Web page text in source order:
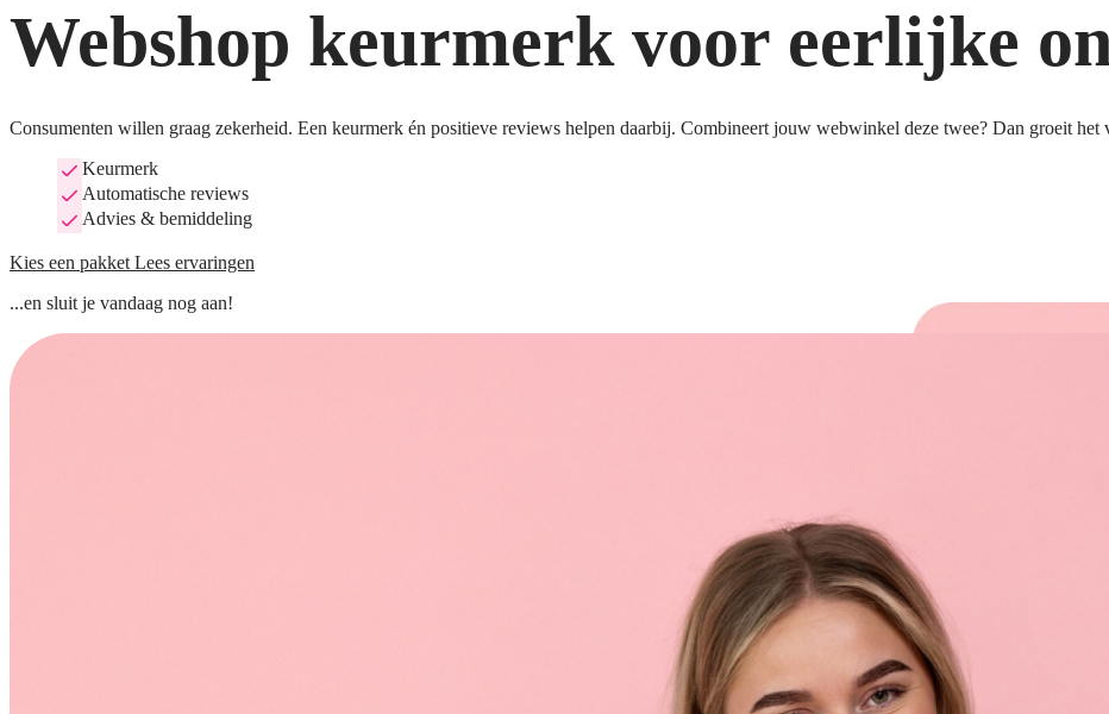
Webshop keurmerk voor eerlijke
Consumenten willen graag zekerheid. Een keurmerk én positieve reviews helpen daarbij. Combineert jouw webwinkel deze twee? Dan groeit
Keurmerk
Automatische reviews
Advies & bemiddeling
Kies een pakket Lees ervaringen
...en sluit je vandaag nog aan!